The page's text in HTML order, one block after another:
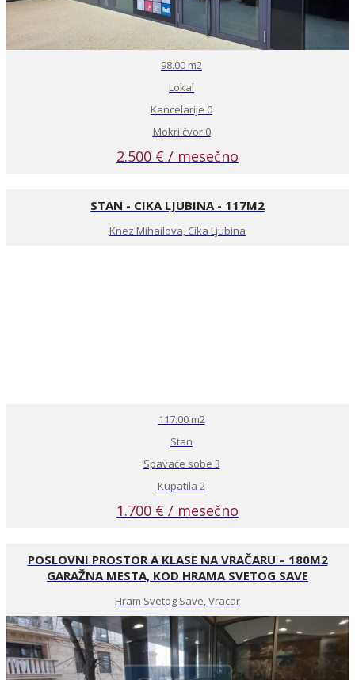
98.00 m2
Lokal
Kancelarije 0
Mokri čvor 0
2.500 € / mesečno
STAN - CIKA LJUBINA - 117M2
Knez Mihailova, Cika Ljubina
117.00 m2
Stan
Spavaće sobe 3
Kupatila 2
1.700 € / mesečno
POSLOVNI PROSTOR A KLASE NA VRAČARU – 180M2
GARAŽNA MESTA, KOD HRAMA SVETOG SAVE
Hram Svetog Save, Vracar